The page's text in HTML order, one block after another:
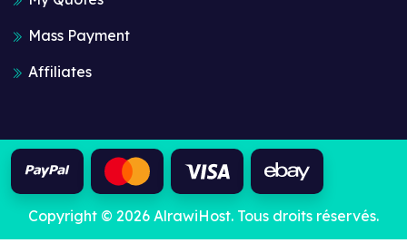
Mass Payment
Affiliates
Copyright © 2026 AlrawiHost. Tous droits réservés.